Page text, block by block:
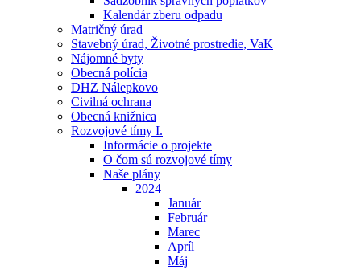
Kalendár zberu odpadu
Matričný úrad
Stavebný úrad, Životné prostredie, VaK
Nájomné byty
Obecná polícia
DHZ Nálepkovo
Civilná ochrana
Obecná knižnica
Rozvojové tímy I.
Informácie o projekte
O čom sú rozvojové tímy
Naše plány
2024
Január
Február
Marec
Apríl
Máj